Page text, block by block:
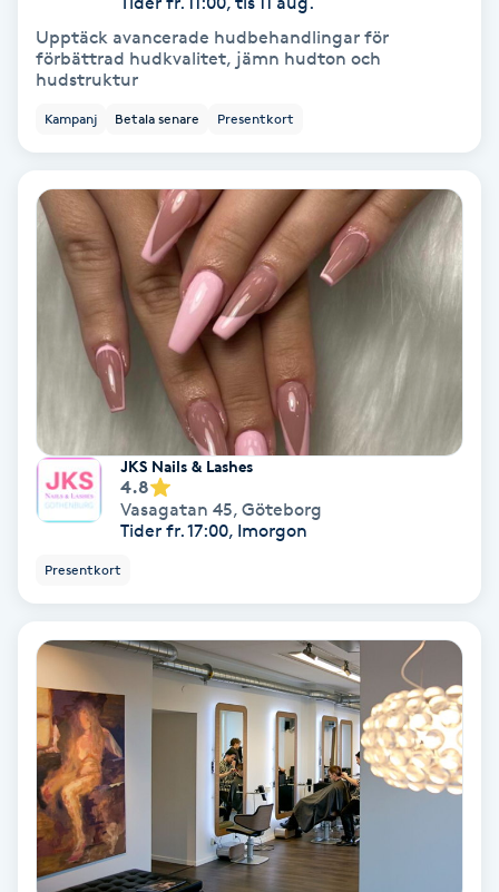
Läpptatuering
Makeup
Manikyr & Pedikyr
Massage
Medial vägledning
Medicinsk massage
Meditation
Medium
Melasma
Mesoterapi
MicroPen
Microshading
Upptäck avancerade hudbehandlingar för
förbättrad hudkvalitet, jämn hudton och
hudstruktur
Kampanj Betala senare Presentkort
JKS Nails & Lashes
4.8
Vasagatan 45, Göteborg
Tider fr. 17:00, Imorgon
Presentkort